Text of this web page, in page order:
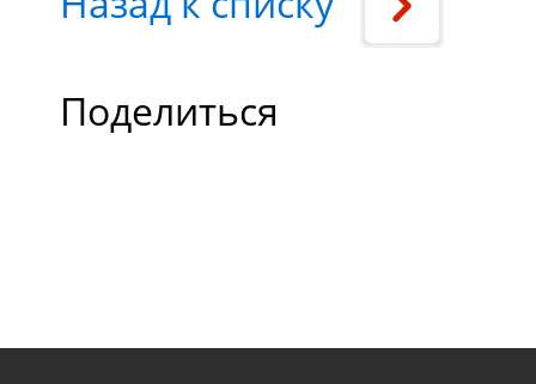
химической
отечественные и
Поделиться